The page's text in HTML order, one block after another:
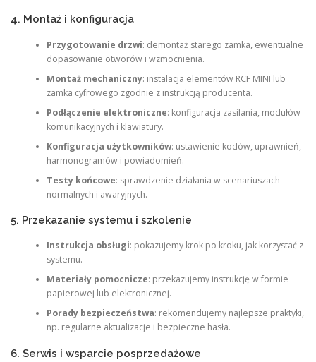
4. Montaż i konfiguracja
Przygotowanie drzwi: demontaż starego zamka, ewentualne
dopasowanie otworów i wzmocnienia.
Montaż mechaniczny: instalacja elementów RCF MINI lub
zamka cyfrowego zgodnie z instrukcją producenta.
Podłączenie elektroniczne: konfiguracja zasilania, modułów
komunikacyjnych i klawiatury.
Konfiguracja użytkowników: ustawienie kodów, uprawnień,
harmonogramów i powiadomień.
Testy końcowe: sprawdzenie działania w scenariuszach
normalnych i awaryjnych.
5. Przekazanie systemu i szkolenie
Instrukcja obsługi: pokazujemy krok po kroku, jak korzystać z
systemu.
Materiały pomocnicze: przekazujemy instrukcję w formie
papierowej lub elektronicznej.
Porady bezpieczeństwa: rekomendujemy najlepsze praktyki,
np. regularne aktualizacje i bezpieczne hasła.
6. Serwis i wsparcie posprzedażowe